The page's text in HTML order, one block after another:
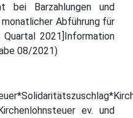
bei Barzahlungen und
Abführung für
2021]Information
08/2021)
ev. und